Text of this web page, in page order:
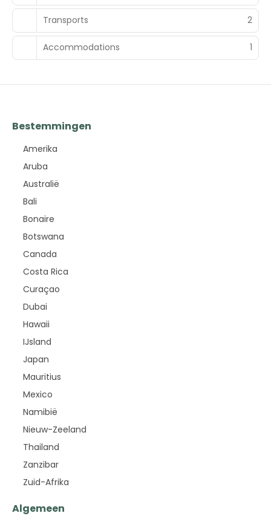
Transports 2
Accommodations 1
Bestemmingen
Amerika
Aruba
Australië
Bali
Bonaire
Botswana
Canada
Costa Rica
Curaçao
Dubai
Hawaii
IJsland
Japan
Mauritius
Mexico
Namibië
Nieuw-Zeeland
Thailand
Zanzibar
Zuid-Afrika
Algemeen